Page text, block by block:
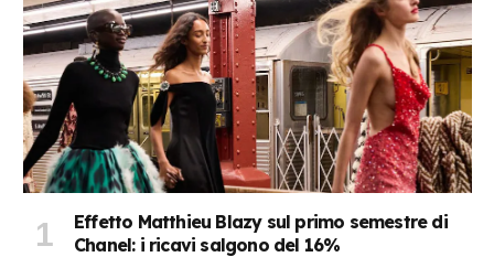
Effetto Matthieu Blazy sul primo semestre di
Chanel: i ricavi salgono del 16%